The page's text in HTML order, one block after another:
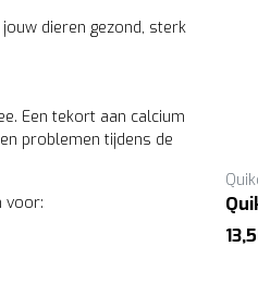
dieren gezond, sterk
Een tekort aan calcium
problemen tijdens de
voor:A D E C